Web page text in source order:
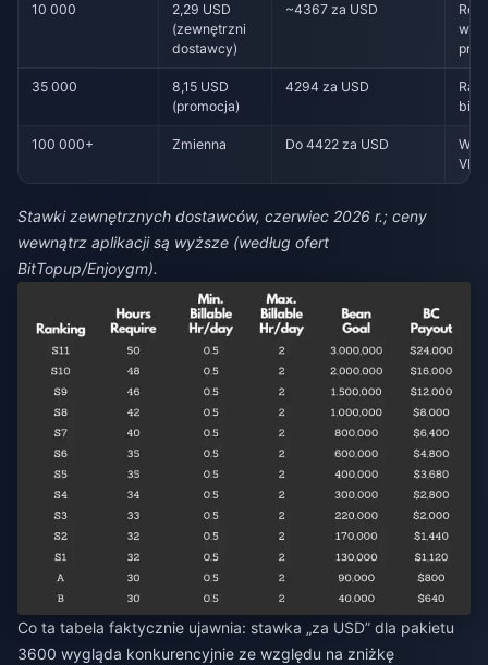
10 000
2,29 USD
(zewnętrzni
dostawcy)
~4367 za USD
35 000
8,15 USD
(promocja)
4294 za USD
100 000+ Zmienna Do 4422 za USD
VIP
Stawki zewnętrznych dostawców, czerwiec 2026 r.; ceny
wewnątrz aplikacji są wyższe (według ofert
BitTopup/Enjoygm).
Co ta tabela faktycznie ujawnia: stawka „za USD” dla pakietu
3600 wygląda konkurencyjnie ze względu na zniżkę